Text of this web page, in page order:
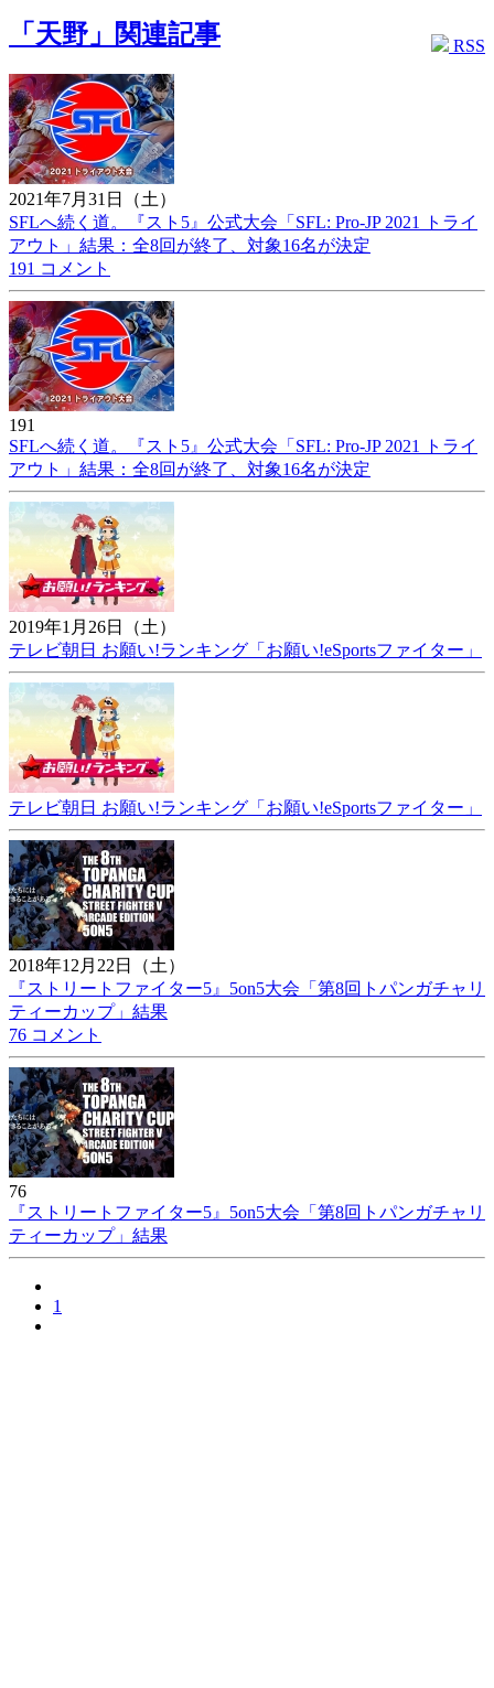
RSS
「天野」関連記事
2021年7月31日（土）
SFLへ続く道。『スト5』公式大会「SFL: Pro-JP 2021 トライ
アウト」結果：全8回が終了、対象16名が決定
191 コメント
191
SFLへ続く道。『スト5』公式大会「SFL: Pro-JP 2021 トライ
アウト」結果：全8回が終了、対象16名が決定
2019年1月26日（土）
テレビ朝日 お願い!ランキング「お願い!eSportsファイター」
テレビ朝日 お願い!ランキング「お願い!eSportsファイター」
2018年12月22日（土）
『ストリートファイター5』5on5大会「第8回トパンガチャリ
ティーカップ」結果
76 コメント
76
『ストリートファイター5』5on5大会「第8回トパンガチャリ
ティーカップ」結果
1